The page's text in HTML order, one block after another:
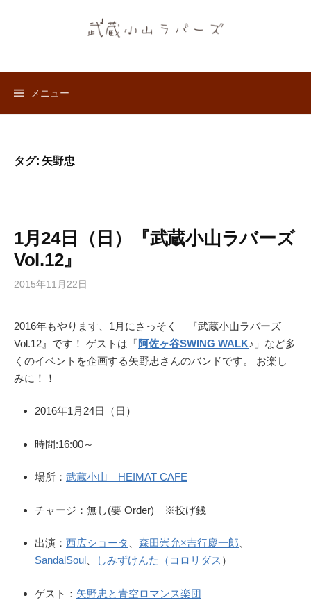
ス
メニュー
タグ: 矢野忠
1月24日（日）『武蔵小山ラバーズ
Vol.12』
2015年11月22日
2016年もやります、1月にさっそく 『武蔵小山ラバーズ
Vol.12』です！ ゲストは「阿佐ヶ谷SWING WALK♪」など多
くのイベントを企画する矢野忠さんのバンドです。 お楽し
みに！！
2016年1月24日（日）
時間:16:00～
場所： 武蔵小山 HEIMAT CAFE
チャージ：無し(要 Order) ※投げ銭
出演： 西広ショータ 森田崇允×吉行慶一郎
SandalSoul
しみずけんた（コロリダス ）
ゲスト： 矢野忠と青空ロマンス楽団